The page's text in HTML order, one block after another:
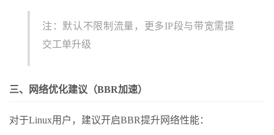
注：默认不限制流量，更多IP段与带宽需提
交工单升级
三、网络优化建议（BBR加速）
对于Linux用户，建议开启BBR提升网络性能：